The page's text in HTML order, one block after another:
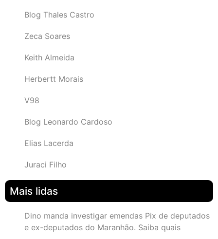
Blog Thales Castro
Zeca Soares
Keith Almeida
Herbertt Morais
V98
Blog Leonardo Cardoso
Elias Lacerda
Juraci Filho
Mais lidas
Dino manda investigar emendas Pix de deputados
e ex-deputados do Maranhão. Saiba quais